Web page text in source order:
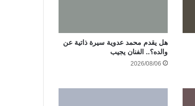
هل يقدم محمد عدوية سيرة ذاتية عن
والده؟.. الفنان يجيب
2026/08/06